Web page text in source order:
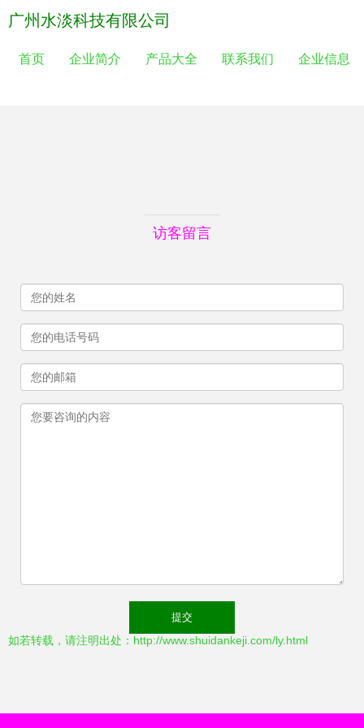
广州水淡科技有限公司
首页 企业简介 产品大全 联系我们 企业信息
访客留言
如若转载，请注明出处：http://www.shuidankeji.com/ly.html